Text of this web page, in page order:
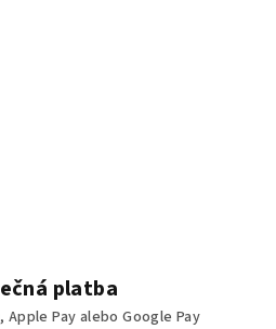
platba
Pay alebo Google Pay